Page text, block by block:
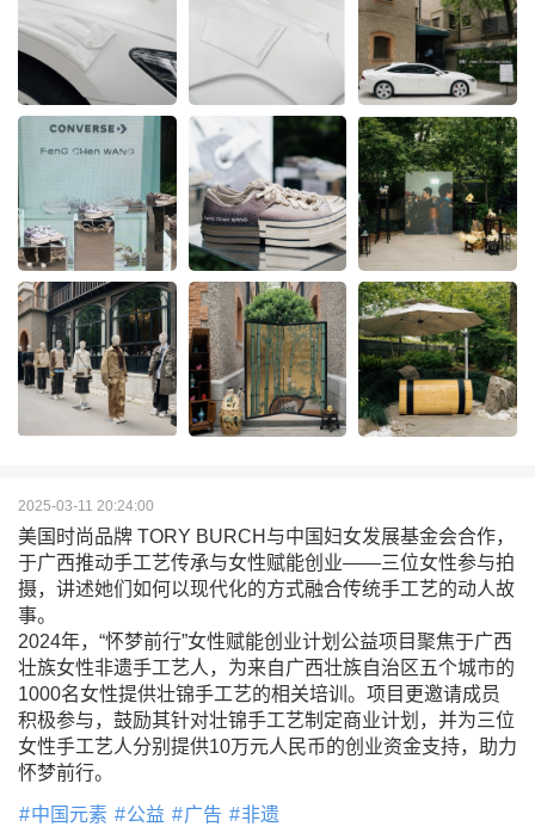
2025-03-11 20:24:00
美国时尚品牌 TORY BURCH与中国妇女发展基金会合作，
于广西推动手工艺传承与女性赋能创业——三位女性参与拍
摄，讲述她们如何以现代化的方式融合传统手工艺的动人故
事。
2024年，“怀梦前行”女性赋能创业计划公益项目聚焦于广西
壮族女性非遗手工艺人，为来自广西壮族自治区五个城市的
1000名女性提供壮锦手工艺的相关培训。项目更邀请成员
积极参与，鼓励其针对壮锦手工艺制定商业计划，并为三位
女性手工艺人分别提供10万元人民币的创业资金支持，助力
怀梦前行。
中国元素 公益 广告 非遗